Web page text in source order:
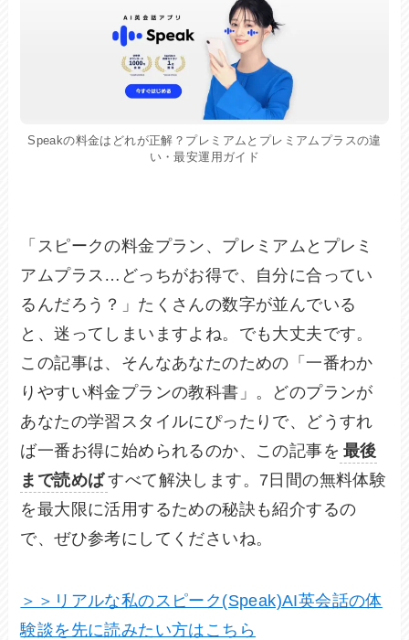
Speakの料金はどれが正解？プレミアムとプレミアムプラスの違
い・最安運用ガイド
「スピークの料金プラン、プレミアムとプレミ
アムプラス…どっちがお得で、自分に合ってい
るんだろう？」たくさんの数字が並んでいる
と、迷ってしまいますよね。でも大丈夫です。
この記事は、そんなあなたのための「一番わか
りやすい料金プランの教科書」。どのプランが
あなたの学習スタイルにぴったりで、どうすれ
ば一番お得に始められるのか、この記事を 最後
まで読めば すべて解決します。7日間の無料体験
を最大限に活用するための秘訣も紹介するの
で、ぜひ参考にしてくださいね。
＞＞リアルな私のスピーク(Speak)AI英会話の体
験談を先に読みたい方はこちら